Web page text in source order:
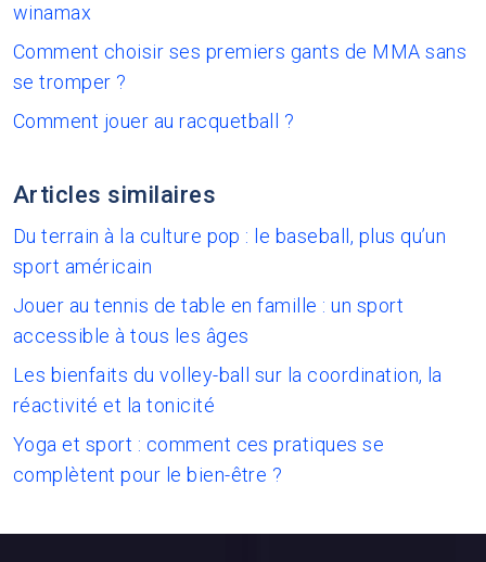
winamax
Comment choisir ses premiers gants de MMA sans
se tromper ?
Comment jouer au racquetball ?
Articles similaires
Du terrain à la culture pop : le baseball, plus qu’un
sport américain
Jouer au tennis de table en famille : un sport
accessible à tous les âges
Les bienfaits du volley-ball sur la coordination, la
réactivité et la tonicité
Yoga et sport : comment ces pratiques se
complètent pour le bien-être ?